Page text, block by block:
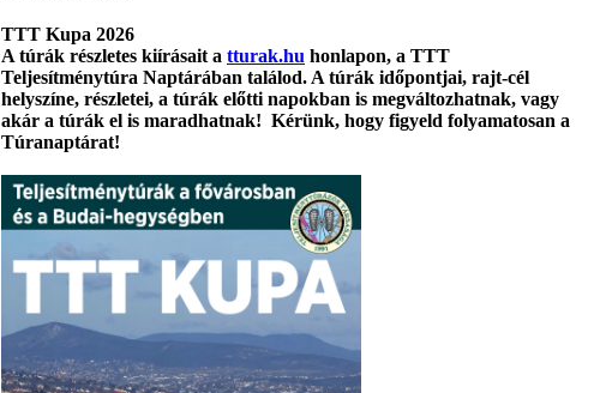
TTT Kupa 2026
A túrák részletes kiírásait a tturak.hu honlapon, a TTT
Teljesítménytúra Naptárában találod. A túrák időpontjai, rajt-cél
helyszíne, részletei, a túrák előtti napokban is megváltozhatnak, vagy
akár a túrák el is maradhatnak! Kérünk, hogy figyeld folyamatosan a
Túranaptárat!